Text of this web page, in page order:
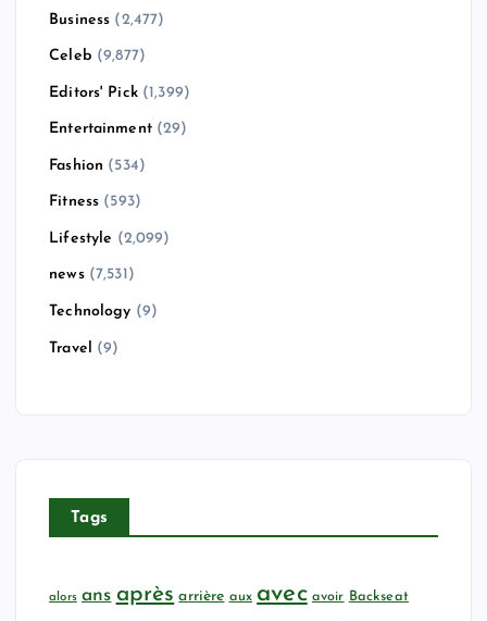
Business (2,477)
Celeb (9,877)
Editors' Pick(1,399)
Entertainment(29)
Fashion (534)
Fitness (593)
Lifestyle (2,099)
news(7,531)
Technology (9)
Travel (9)
Tags
alors ans après arrière aux avec avoir Backseat